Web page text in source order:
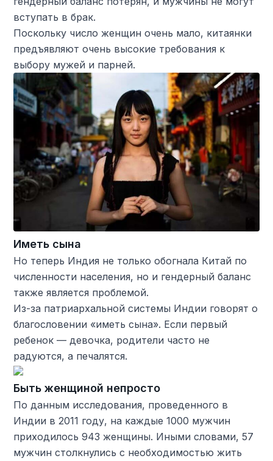
вступать в брак.
Поскольку число женщин очень мало, китаянки
предъявляют очень высокие требования к
выбору мужей и парней.
Иметь сына
Но теперь Индия не только обогнала Китай по
численности населения, но и гендерный баланс
также является проблемой.
Из-за патриархальной системы Индии говорят о
благословении «иметь сына». Если первый
ребенок — девочка, родители часто не
радуются, а печалятся.
Быть женщиной непросто
По данным исследования, проведенного в
Индии в 2011 году, на каждые 1000 мужчин
приходилось 943 женщины. Иными словами, 57
мужчин столкнулись с необходимостью жить